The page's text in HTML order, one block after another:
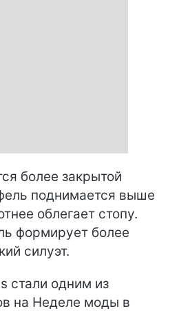
более закрытой
поднимается выше
облегает стопу.
формирует более
силуэт.
стали одним из
на Неделе моды в